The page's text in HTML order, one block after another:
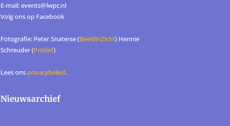
E-mail: events@lwpc.nl
Volg ons op Facebook
Fotografie: Peter Snaterse (BeeldinZicht) Hennie
Schreuder (Protief)
Lees ons privacybeleid.
Nieuwsarchief